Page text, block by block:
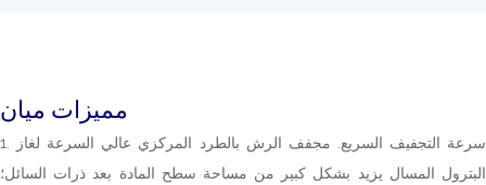
مميزات ميان
1. سرعة التجفيف السريع. مجفف الرش بالطرد المركزي عالي السرعة لغاز
البترول المسال يزيد بشكل كبير من مساحة سطح المادة بعد ذرات السائل؛